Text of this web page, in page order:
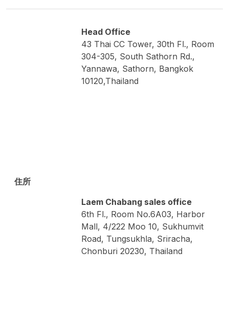
住所
Head Office
43 Thai CC Tower, 30th Fl., Room
304-305, South Sathorn Rd.,
Yannawa, Sathorn, Bangkok
10120,Thailand
Laem Chabang sales office
6th Fl., Room No.6A03, Harbor
Mall, 4/222 Moo 10, Sukhumvit
Road, Tungsukhla, Sriracha,
Chonburi 20230, Thailand